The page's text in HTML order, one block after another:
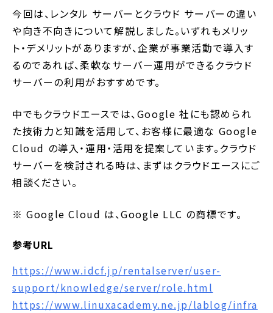
今回は、レンタル サーバーとクラウド サーバーの違い
や向き不向きについて解説しました。いずれもメリッ
ト・デメリットがありますが、企業が事業活動で導入す
るのであれば、柔軟なサーバー運用ができるクラウド
サーバーの利用がおすすめです。
中でもクラウドエースでは、Google 社にも認められ
た技術力と知識を活用して、お客様に最適な Google
Cloud の導入・運用・活用を提案しています。クラウド
サーバーを検討される時は、まずはクラウドエースにご
相談ください。
※ Google Cloud は、Google LLC の商標です。
参考URL
https://www.idcf.jp/rentalserver/user-
support/knowledge/server/role.html
https://www.linuxacademy.ne.jp/lablog/infra